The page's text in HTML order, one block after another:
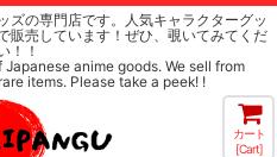
ズの専門店です。人気キャラクターグッ
販売しています！ぜひ、覗いてみてくだ
！！
anime goods. We sell from
items. Please take a peek! !
カート
[Cart]